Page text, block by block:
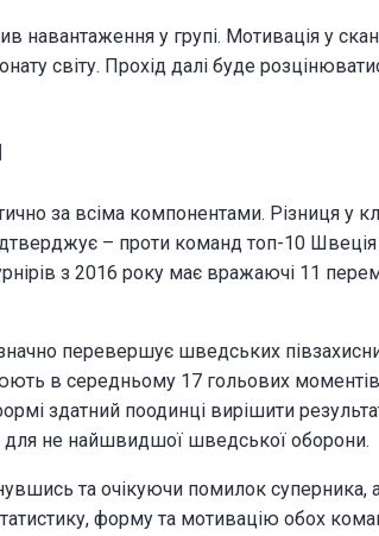
навантаження у групі. Мотивація у
світу. Прохід далі буде
за всіма компонентами. Різниця у
– проти команд топ-10
з 2016 року має вражаючі 11
перевершує шведських
в середньому 17 гольових
здатний поодинці вирішити
для не найшвидшої шведської оборони.
та очікуючи помилок суперника,
форму та мотивацію обох